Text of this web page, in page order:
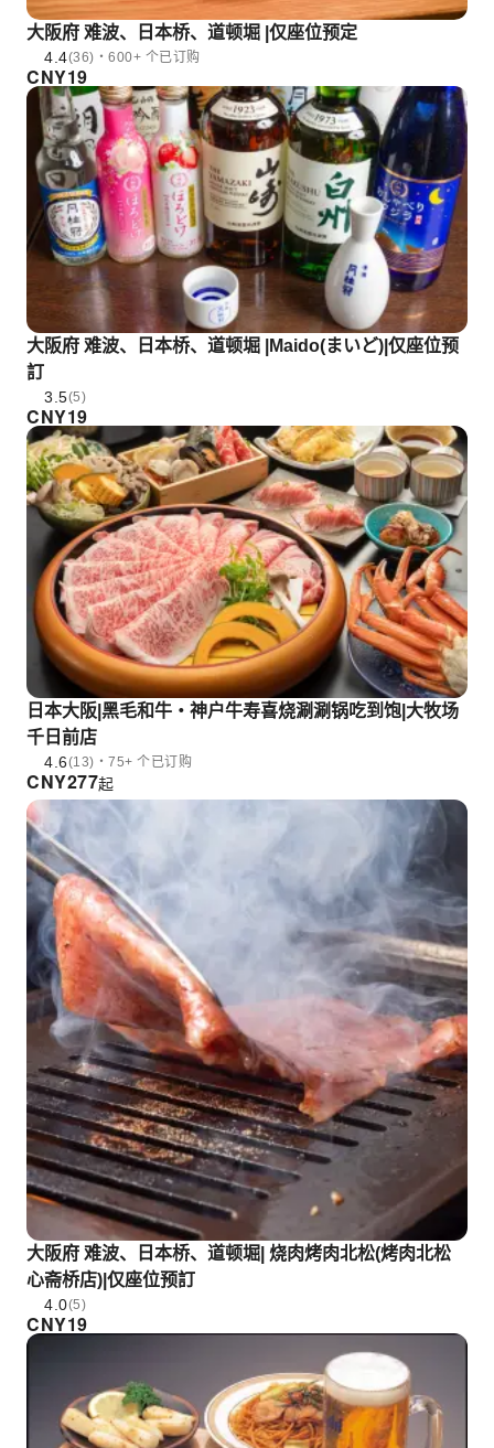
大阪府 难波、日本桥、道顿堀 |仅座位预定
4.4(36)・600+ 个已订购
CNY19
大阪府 难波、日本桥、道顿堀 |Maido(まいど)|仅座位预
訂
3.5(5)
CNY19
日本大阪|黑毛和牛・神户牛寿喜烧涮涮锅吃到饱|大牧场
千日前店
4.6(13)・75+ 个已订购
CNY277起
大阪府 难波、日本桥、道顿堀| 烧肉烤肉北松(烤肉北松
心斋桥店)|仅座位预訂
4.0(5)
CNY19